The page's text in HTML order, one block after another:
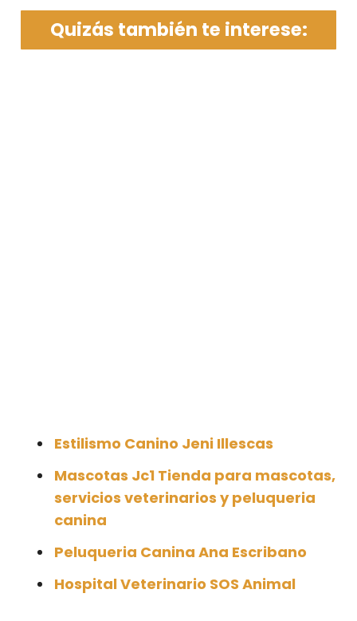
Quizás también te interese:
Estilismo Canino Jeni Illescas
Mascotas Jc1 Tienda para mascotas,
servicios veterinarios y peluqueria
canina
Peluqueria Canina Ana Escribano
Hospital Veterinario SOS Animal